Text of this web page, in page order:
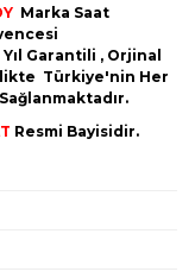
Marka Saat
Garantili , Orjinal
Türkiye'nin Her
Resmi Bayisidir.